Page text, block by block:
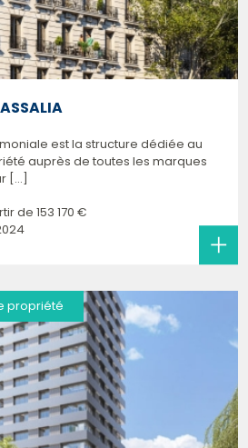
est la structure dédiée au
auprès de toutes les marques
[...]
de 153 170 €
propriété